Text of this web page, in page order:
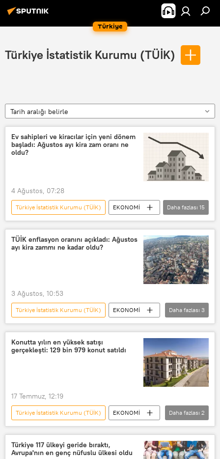
Türkiye
Türkiye İstatistik Kurumu (TÜİK)
Tarih aralığı belirle
Ev sahipleri ve kiracılar için yeni dönem
başladı: Ağustos ayı kira zam oranı ne
oldu?
4 Ağustos, 07:28
Türkiye İstatistik Kurumu (TÜİK)
EKONOMİ
TÜİK
Konut
Konut satışı
Konut kredisi
Emlak Konut
konut fiyatları
Kira
Ağustos
Tüketici Fiyat Endeksi (TÜFE)
Daha fazlası 15
TÜİK enflasyon oranını açıkladı: Ağustos
ayı kira zammı ne kadar oldu?
3 Ağustos, 10:53
Türkiye İstatistik Kurumu (TÜİK)
EKONOMİ
Kira
Zam Kira zam oranı
Daha fazlası 3
Konutta yılın en yüksek satışı
gerçekleşti: 129 bin 979 konut satıldı
17 Temmuz, 12:19
Türkiye İstatistik Kurumu (TÜİK)
EKONOMİ
Türkiye
TÜİK
Daha fazlası 2
Türkiye 117 ülkeyi geride bıraktı,
Avrupa'nın en genç nüfuslu ülkesi oldu